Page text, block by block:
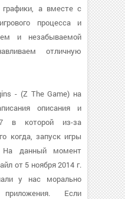
графики, а вместе с
процесса и
и незабываемой
отличную
- (Z The Game) на
описания и
в которой из-за
когда, запуск игры
На данный момент
от 5 ноября 2014 г.
у нас морально
Если